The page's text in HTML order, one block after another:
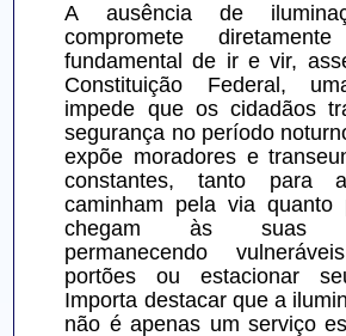
A ausência de
compromete
fundamental de ir e vir,
Constituição Federal,
impede que os cidadãos
segurança no período
expõe moradores e
constantes, tanto para
caminham pela via quanto
chegam às suas
permanecendo
portões ou estacionar
Importa destacar que a
não é apenas um serviço